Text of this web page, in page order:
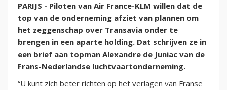
PARIJS - Piloten van Air France-KLM willen dat de
top van de onderneming afziet van plannen om
het zeggenschap over Transavia onder te
brengen in een aparte holding. Dat schrijven ze in
een brief aan topman Alexandre de Juniac van de
Frans-Nederlandse luchtvaartonderneming.
“U kunt zich beter richten op het verlagen van Franse